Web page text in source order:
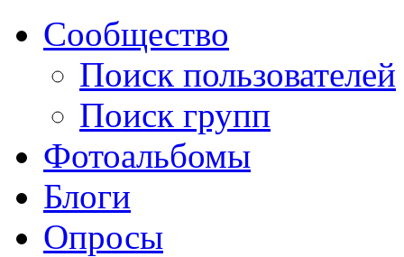
Сообщество
Поиск пользователей
Поиск групп
Фотоальбомы
Блоги
Опросы